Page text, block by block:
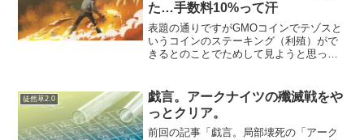
た…手数料10%って汗
表題の通りですがGMOコインでテゾスと
いうコインのステーキング（利殖）がで
きるとのことでためして見ようと思った
かもしれませんが…これは高すぎる…引
き換えしてきました。...
徒然草2.0
戯言。アークナイツの殲滅戦をや
っとクリア。
前回の記事「戯言。局部壊死の「アーク